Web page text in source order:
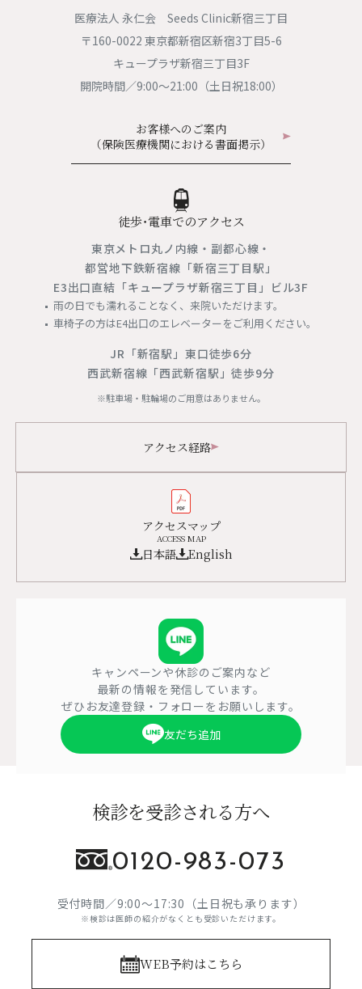
医療法人 永仁会 Seeds Clinic新宿三丁目
〒160-0022 東京都新宿区新宿3丁目5-6
キュープラザ新宿三丁目3F
開院時間／9:00〜21:00（土日祝18:00）
お客様へのご案内
（保険医療機関における書面掲示）
徒歩・電車でのアクセス
東京メトロ丸ノ内線・副都心線・
都営地下鉄新宿線「新宿三丁目駅」
E3出口直結「キュープラザ新宿三丁目」ビル3F
雨の日でも濡れることなく、来院いただけます。
車椅子の方はE4出口のエレベーターをご利用ください。
JR「新宿駅」東口徒歩6分
西武新宿線「西武新宿駅」徒歩9分
※駐車場・駐輪場のご用意はありません。
アクセス経路
アクセスマップ
ACCESS MAP
日本語 English
キャンペーンや休診のご案内など
最新の情報を発信しています。
ぜひお友達登録・フォローをお願いします。
友だち追加
検診を受診される方へ
0120-983-073
受付時間／9:00～17:30（土日祝も承ります）
※検診は医師の紹介がなくとも受診いただけます。
WEB予約はこちら